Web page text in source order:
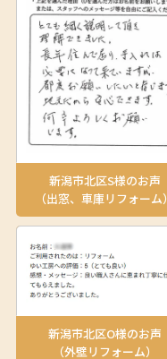
新潟市北区S様のお声
（出窓、車庫リフォーム）
新潟市北区O様のお声
（外壁リフォーム）